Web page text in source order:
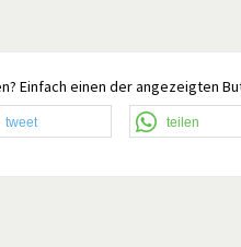
Einfach einen der angezeigten
tweet teilen